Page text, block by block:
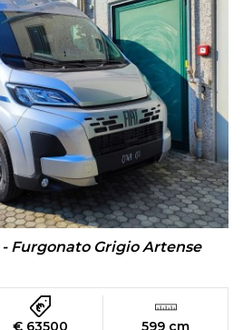
- Furgonato Grigio Artense
€ 63500 599 cm